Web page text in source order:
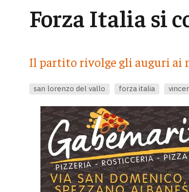
Forza Italia si
Il partito rivolge gli auguri ai
san lorenzo del vallo forza italia